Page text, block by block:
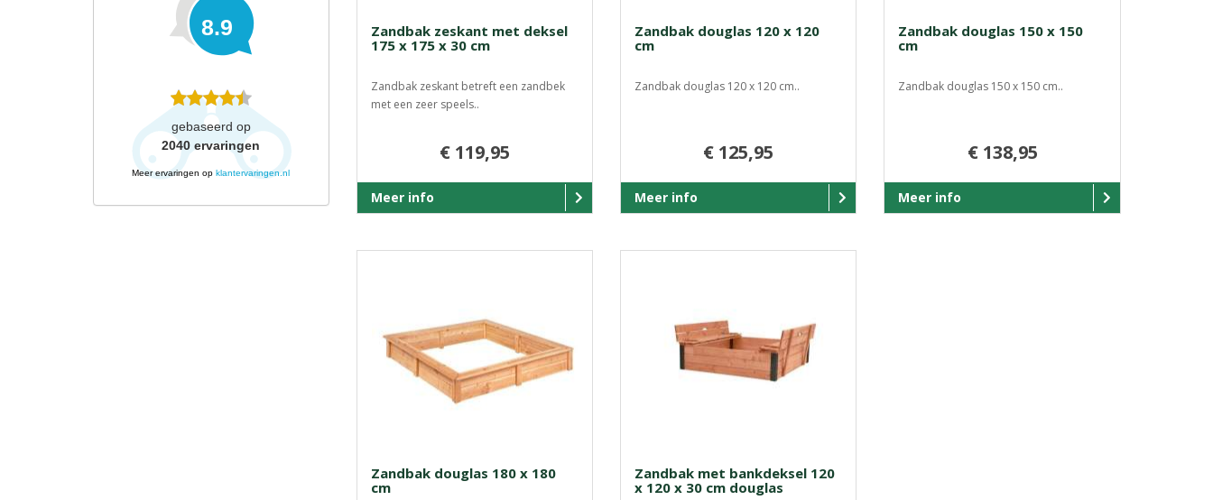
8.9
gebaseerd op
2040 ervaringen
Meer ervaringen opklantervaringen.nl
Zandbak zeskant met deksel
175 x 175 x 30 cm
Zandbak zeskant betreft een zandbek
met een zeer speels..
€ 119,95
Meer info
Zandbak douglas 120 x 120
cm
Zandbak douglas 120 x 120 cm..
€ 125,95
Meer info
Zandbak douglas 150 x 150
cm
Zandbak douglas 150 x 150 cm..
€ 138,95
Meer info
Zandbak douglas 180 x 180
cm
Zandbak met bankdeksel 120
x 120 x 30 cm douglas